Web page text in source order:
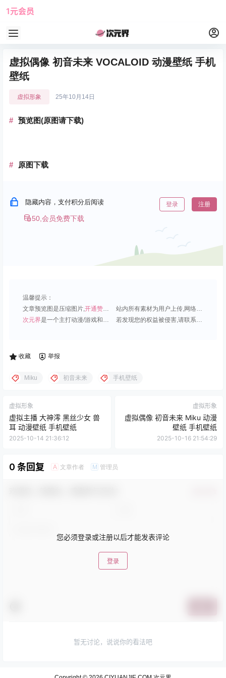
1元会员
虚拟偶像 初音未来 VOCALOID 动漫壁纸 手机
壁纸
虚拟形象 25年10月14日
预览图(原图请下载)
原图下载
隐藏内容，支付积分后阅读
50,会员免费下载
登录 注册
温馨提示：
文章预览图是压缩图片,开通赞助会员 可免费下载超清原图;
站内所有素材为用户上传,网络分享或原创,请勿用于商业用途;
次元界是一个主打动漫/游戏和虚拟偶像角色的插画壁纸平台; 若发现您的权益被侵害,请联系QQ1815919191,我们尽快处理.
收藏 举报
Miku 初音未来 手机壁纸
虚拟形象
虚拟主播 大神澪 黑丝少女 兽
耳 动漫壁纸 手机壁纸
2025-10-14 21:36:12
虚拟形象
虚拟偶像 初音未来 Miku 动漫
壁纸 手机壁纸
2025-10-16 21:54:29
0 条回复 A 文章作者 M 管理员
您必须登录或注册以后才能发表评论
登录
暂无讨论，说说你的看法吧